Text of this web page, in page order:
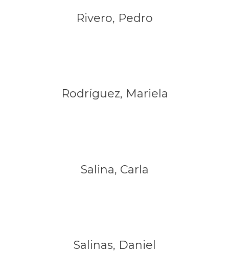
Rivero, Pedro
Rodríguez, Mariela
Salina, Carla
Salinas, Daniel